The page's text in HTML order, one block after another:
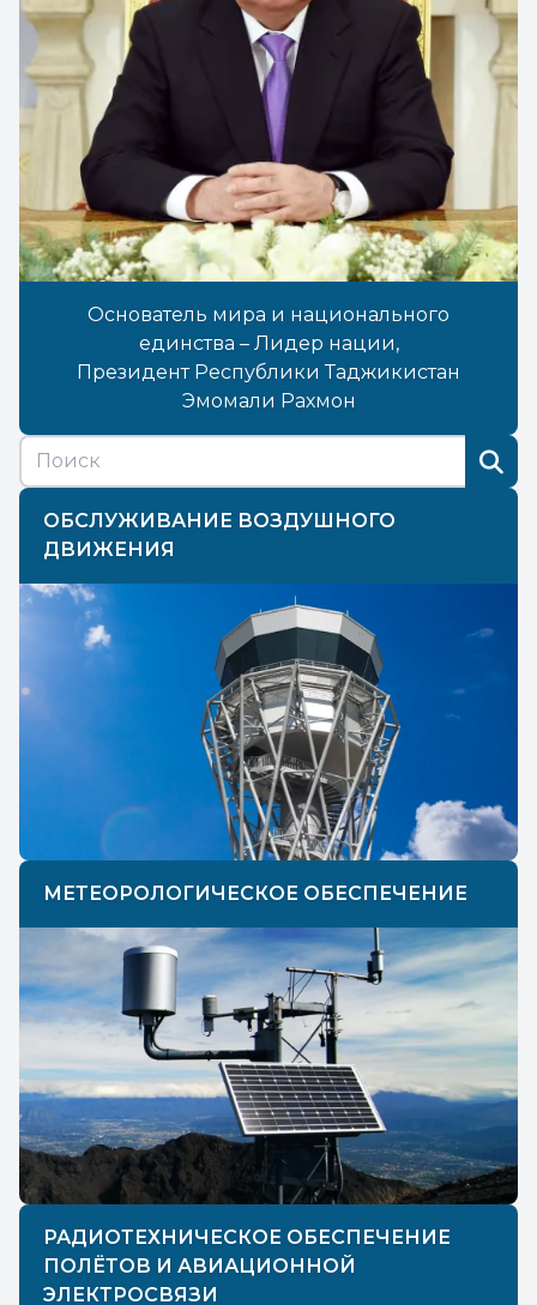
Основатель мира и национального
единства – Лидер нации,
Президент Республики Таджикистан
Эмомали Рахмон
ОБСЛУЖИВАНИЕ ВОЗДУШНОГО
ДВИЖЕНИЯ
МЕТЕОРОЛОГИЧЕСКОЕ ОБЕСПЕЧЕНИЕ
РАДИОТЕХНИЧЕСКОЕ ОБЕСПЕЧЕНИЕ
ПОЛЁТОВ И АВИАЦИОННОЙ
ЭЛЕКТРОСВЯЗИ